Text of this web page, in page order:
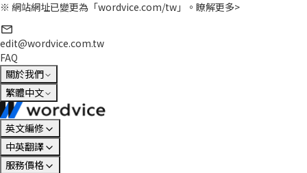
※ 網站網址已變更為「wordvice.com/tw」。 瞭解更多>
edit@wordvice.com.tw
FAQ
關於我們
繁體中文
英文編修
中英翻譯
服務價格